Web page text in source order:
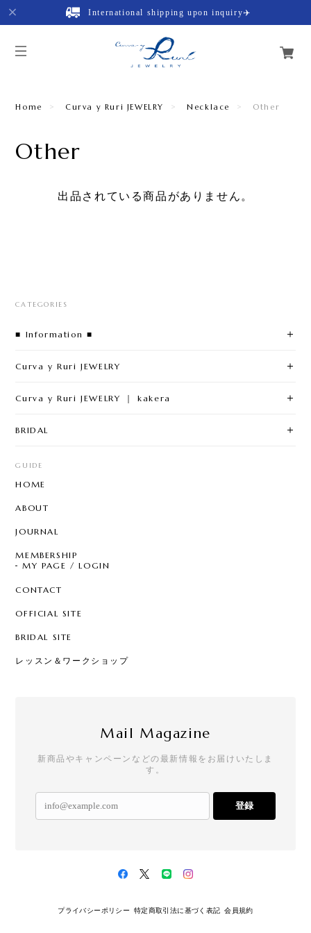
International shipping upon inquiry✈️
Home Curva y Ruri JEWELRY Necklace Other
Other
出品されている商品がありません。
CATEGORIES
■ Information ■
Curva y Ruri JEWELRY
Curva y Ruri JEWELRY ｜ kakera
BRIDAL
GUIDE
HOME
ABOUT
JOURNAL
MEMBERSHIP
MY PAGE / LOGIN
CONTACT
OFFICIAL SITE
BRIDAL SITE
レッスン＆ワークショップ
Mail Magazine
新商品やキャンペーンなどの最新情報をお届けいたしま
す。
登録
プライバシーポリシー 特定商取引法に基づく表記 会員規約